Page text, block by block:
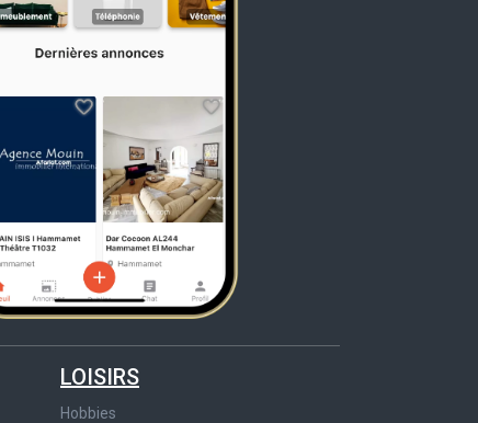
LOISIRS
Hobbies